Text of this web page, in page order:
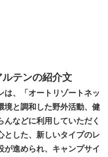
テンの紹介文
は、「オートリゾートネッ
境と調和した野外活動、健
んなどに利用していただく
とした、新しいタイプのレ
が進められ、キャンプサイ